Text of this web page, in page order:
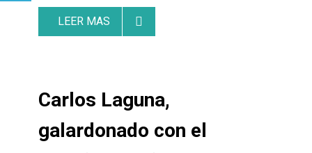
LEER MAS
Carlos Laguna,
galardonado con el